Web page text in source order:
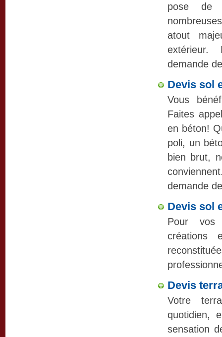
pose de
atout
extérieur.
demande
Devis sol
Vous
Faites
en béton!
poli, un
bien brut,
demande
Devis sol
Pour vos
créations
Devis
Votre
quotidien,
sensation